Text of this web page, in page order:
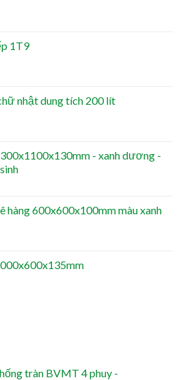
1T9
nhật dung tích 200 lít
- xanh dương -
hàng 600x600x100mm màu xanh
tràn BVMT 4 phuy -